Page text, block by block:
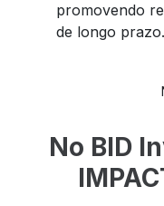
promovendo
de longo prazo.
No BID